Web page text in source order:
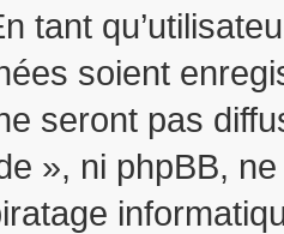
tant
soient
seront pas
», ni phpBB,